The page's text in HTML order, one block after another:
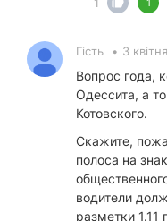
1
Гість • 3
Вопрос года,
Одессита, а
Котовского.
Скажите,
полоса на
водители
разметки 1.11